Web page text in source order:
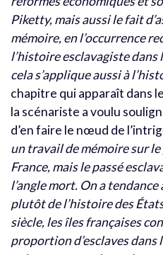
Piketty, mais aussi le fait
mémoire, en l’occurrence
l’histoire esclavagiste dans
cela s’applique aussi à
chapitre qui apparaît dans
la scénariste a voulu
d’en faire le nœud de
un travail de mémoire sur
France, mais le passé
l’angle mort. On a
plutôt de l’histoire des
siècle, les îles françaises
proportion d’esclaves